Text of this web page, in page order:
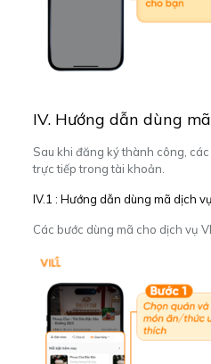
IV. Hướng dẫn dùng
Sau khi đăng ký thành công,
trực tiếp trong tài khoản.
IV.1 : Hướng dẫn dùng mã dịch vụ
Các bước dùng mã cho dịch vụ